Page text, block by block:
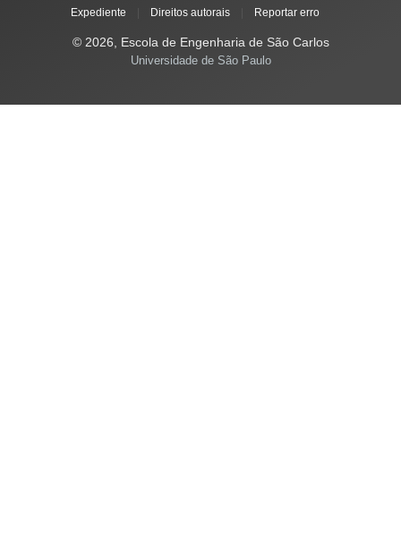
Expediente Direitos autorais Reportar erro
© 2026, Escola de Engenharia de São Carlos
Universidade de São Paulo